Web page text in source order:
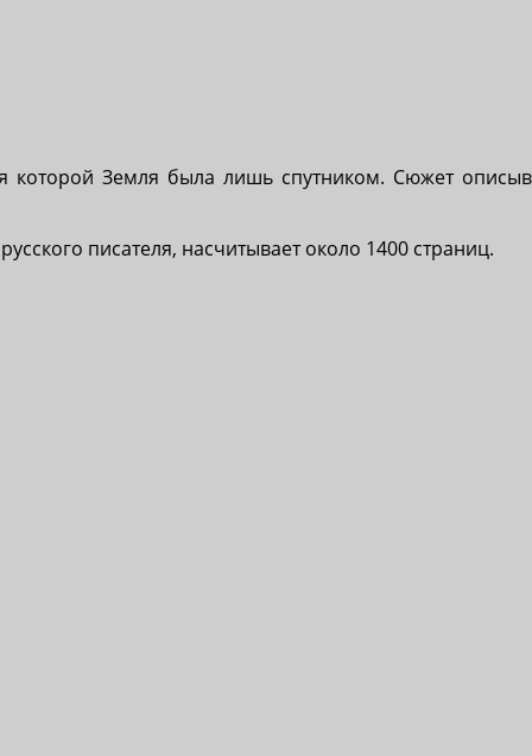
которой Земля была лишь спутником. Сюжет
писателя, насчитывает около 1400 страниц.